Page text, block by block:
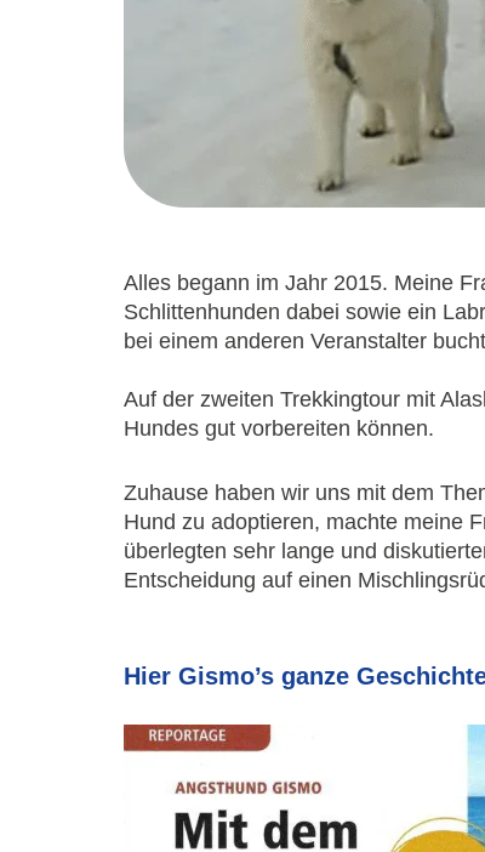
Alles begann im Jahr 2015. Meine
Schlittenhunden dabei sowie ein
bei einem anderen Veranstalter
Auf der zweiten Trekkingtour mit
Hundes gut vorbereiten können.
Zuhause haben wir uns mit dem
Hund zu adoptieren, machte meine
überlegten sehr lange und
Entscheidung auf einen
Hier Gismo’s ganze